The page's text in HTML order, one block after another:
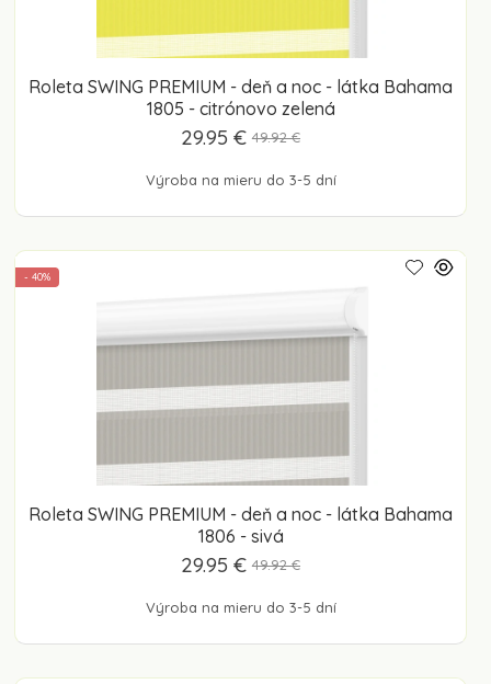
Roleta SWING PREMIUM - deň a noc - látka Bahama
1805 - citrónovo zelená
Výroba na mieru do 3-5 dní
29.95 € 49.92 €
Roleta SWING PREMIUM - deň a noc - látka Bahama
1806 - sivá
- 40%
Výroba na mieru do 3-5 dní
29.95 € 49.92 €